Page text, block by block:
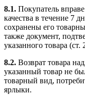
8.1. Покупатель
качества в течение 7
сохранены его
также документ,
указанного товара
8.2. Возврат товара
указанный товар не
товарный вид,
ярлыки.